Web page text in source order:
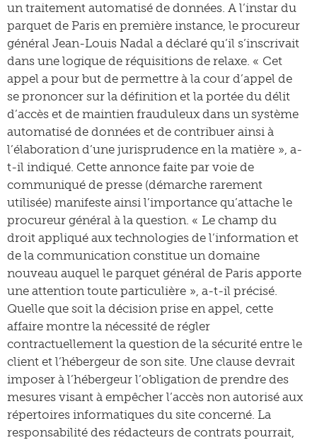
un traitement automatisé de données. A l’instar du
parquet de Paris en première instance, le procureur
général Jean-Louis Nadal a déclaré qu’il s’inscrivait
dans une logique de réquisitions de relaxe. « Cet
appel a pour but de permettre à la cour d’appel de
se prononcer sur la définition et la portée du délit
d’accès et de maintien frauduleux dans un système
automatisé de données et de contribuer ainsi à
l’élaboration d’une jurisprudence en la matière », a-
t-il indiqué. Cette annonce faite par voie de
communiqué de presse (démarche rarement
utilisée) manifeste ainsi l’importance qu’attache le
procureur général à la question. « Le champ du
droit appliqué aux technologies de l’information et
de la communication constitue un domaine
nouveau auquel le parquet général de Paris apporte
une attention toute particulière », a-t-il précisé.
Quelle que soit la décision prise en appel, cette
affaire montre la nécessité de régler
contractuellement la question de la sécurité entre le
client et l’hébergeur de son site. Une clause devrait
imposer à l’hébergeur l’obligation de prendre des
mesures visant à empêcher l’accès non autorisé aux
répertoires informatiques du site concerné. La
responsabilité des rédacteurs de contrats pourrait,